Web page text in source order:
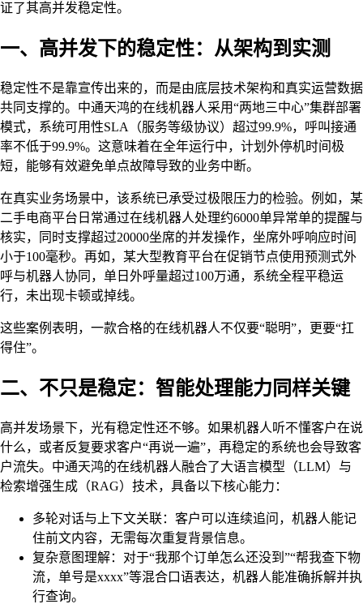
证了其高并发稳定性。
一、高并发下的稳定性：从架构到实测
稳定性不是靠宣传出来的，而是由底层技术架构和真实运营数据
共同支撑的。中通天鸿的在线机器人采用“两地三中心”集群部署
模式，系统可用性SLA（服务等级协议）超过99.9%，呼叫接通
率不低于99.9%。这意味着在全年运行中，计划外停机时间极
短，能够有效避免单点故障导致的业务中断。
在真实业务场景中，该系统已承受过极限压力的检验。例如，某
二手电商平台日常通过在线机器人处理约6000单异常单的提醒与
核实，同时支撑超过20000坐席的并发操作，坐席外呼响应时间
小于100毫秒。再如，某大型教育平台在促销节点使用预测式外
呼与机器人协同，单日外呼量超过100万通，系统全程平稳运
行，未出现卡顿或掉线。
这些案例表明，一款合格的在线机器人不仅要“聪明”，更要“扛
得住”。
二、不只是稳定：智能处理能力同样关键
高并发场景下，光有稳定性还不够。如果机器人听不懂客户在说
什么，或者反复要求客户“再说一遍”，再稳定的系统也会导致客
户流失。中通天鸿的在线机器人融合了大语言模型（LLM）与
检索增强生成（RAG）技术，具备以下核心能力：
多轮对话与上下文关联：客户可以连续追问，机器人能记
住前文内容，无需每次重复背景信息。
复杂意图理解：对于“我那个订单怎么还没到”“帮我查下物
流，单号是xxxx”等混合口语表达，机器人能准确拆解并执
行查询。